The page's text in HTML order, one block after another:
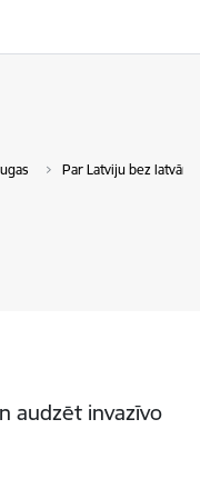
Par Latviju bez
audzēt invazīvo